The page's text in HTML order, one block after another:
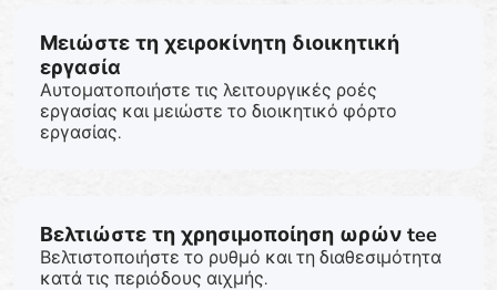
Μειώστε τη χειροκίνητη διοικητική
εργασία
Αυτοματοποιήστε τις λειτουργικές ροές
εργασίας και μειώστε το διοικητικό φόρτο
εργασίας.
Βελτιώστε τη χρησιμοποίηση ωρών tee
Βελτιστοποιήστε το ρυθμό και τη διαθεσιμότητα
κατά τις περιόδους αιχμής.